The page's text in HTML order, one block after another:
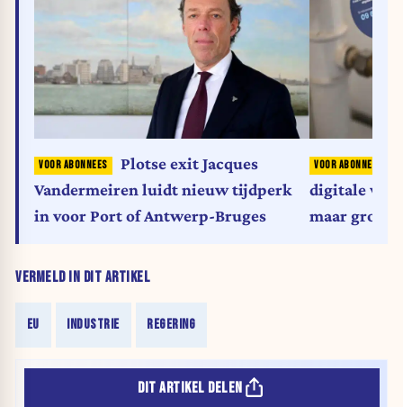
VERMELD IN DIT ARTIKEL
EU INDUSTRIE REGERING
Plotse exit Jacques
Vandermeiren luidt nieuw tijdperk
in voor Port of Antwerp-Bruges
digitale
maar grote
DIT ARTIKEL DELEN